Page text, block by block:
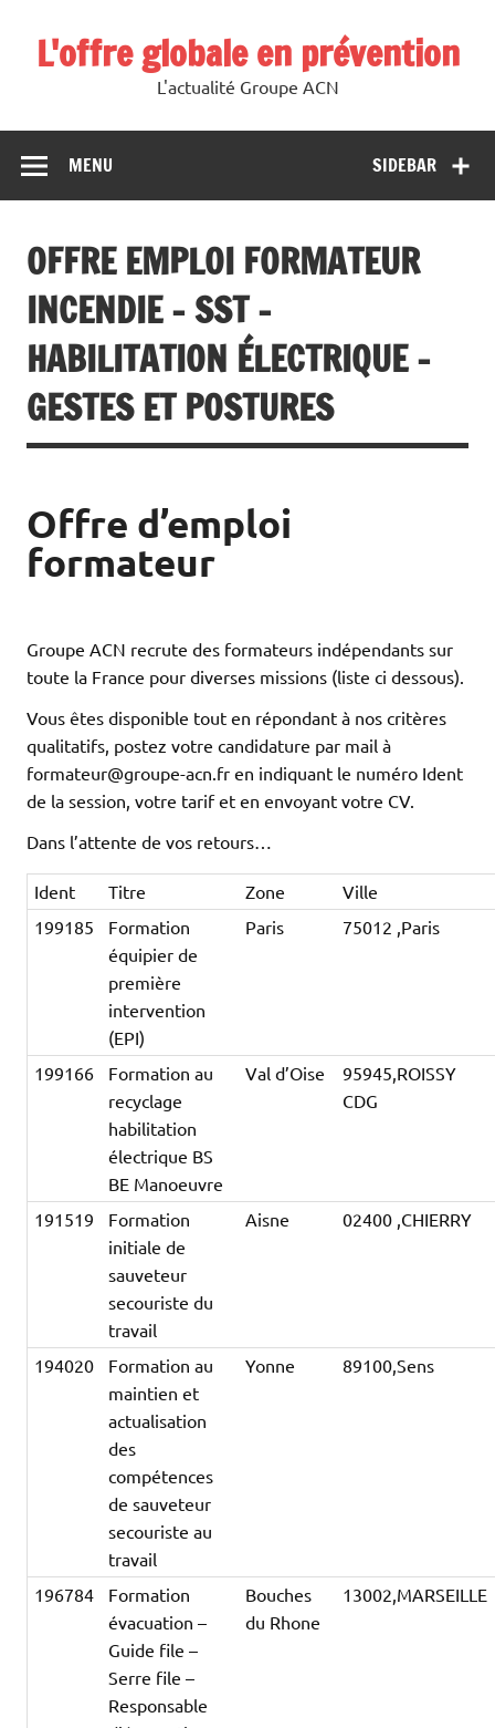
L'offre globale en prévention
L'actualité Groupe ACN
SIDEBAR
MENU
OFFRE EMPLOI FORMATEUR
INCENDIE – SST –
HABILITATION ÉLECTRIQUE –
GESTES ET POSTURES
Offre d’emploi
formateur
Groupe ACN recrute des formateurs indépendants sur
toute la France pour diverses missions (liste ci dessous).
Vous êtes disponible tout en répondant à nos critères
qualitatifs, postez votre candidature par mail à
formateur@groupe-acn.fr en indiquant le numéro Ident
de la session, votre tarif et en envoyant votre CV.
Dans l’attente de vos retours…
Ident Titre Zone
Ville
199185
Formation
équipier de
première
intervention
(EPI)
Paris 75012 ,Paris
199166
Formation au
recyclage
habilitation
électrique BS
BE Manoeuvre
Val d’Oise
95945,ROISSY
CDG
191519
Formation
initiale de
sauveteur
secouriste du
travail
Aisne 02400 ,CHIERRY
194020
Formation au
maintien et
actualisation
des
compétences
de sauveteur
secouriste au
travail
Yonne 89100,Sens
196784
Formation
évacuation –
Guide file –
Serre file –
Responsable
Bouches
du Rhone
13002,MARSEILLE